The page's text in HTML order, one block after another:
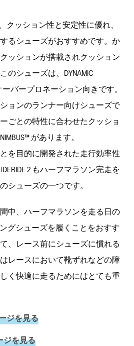
、クッション性と安定性に優れ、
るシューズがおすすめです。か
ッションが搭載されクッション
のシューズは、DYNAMIC
ーバープロネーション向きです。
ョンのランナー向けシューズで
ごとの特性に合わせたクッショ
があります。
を目的に開発された走行効率性
2 もハーフマラソン完走を
シューズの一つです。
中、ハーフマラソンを走る日の
グシューズを履くことをおすす
、レース前にシューズに慣れる
レースにおいて靴ずれなどの障
く快適に走るためにはとても重
ジを見る
ジを見る